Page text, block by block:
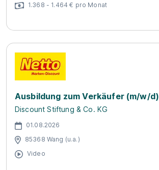
1.368 - 1.464 € pro Monat
Ausbildung zum Verkäufer (m/w/d)
Discount Stiftung & Co. KG
01.08.2026
85368 Wang (u.a.)
Video